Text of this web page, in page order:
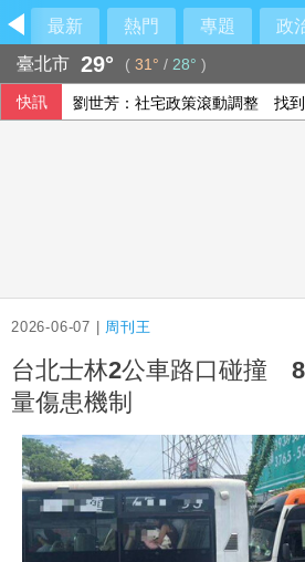
最新 熱門 專題 政
臺北市 29° ( 31° / 28° )
快訊 劉世芳：社宅政策滾動調整 找
2026-06-07 | 周刊王
台北士林2公車路口碰撞
量傷患機制